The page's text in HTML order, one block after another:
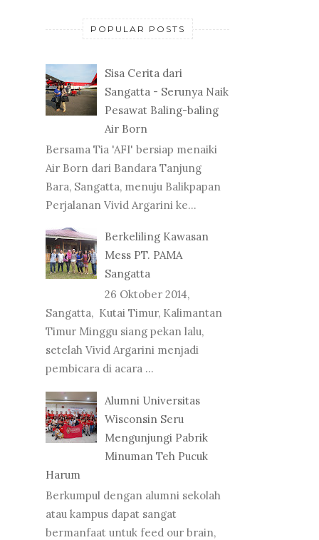
POPULAR POSTS
Sisa Cerita dari
Sangatta - Serunya Naik
Pesawat Baling-baling
Air Born
Bersama Tia 'AFI' bersiap menaiki
Air Born dari Bandara Tanjung
Bara, Sangatta, menuju Balikpapan
Perjalanan Vivid Argarini ke...
Berkeliling Kawasan
Mess PT. PAMA
Sangatta
26 Oktober 2014,
Sangatta, Kutai Timur, Kalimantan
Timur Minggu siang pekan lalu,
setelah Vivid Argarini menjadi
pembicara di acara ...
Alumni Universitas
Wisconsin Seru
Mengunjungi Pabrik
Minuman Teh Pucuk
Harum
Berkumpul dengan alumni sekolah
atau kampus dapat sangat
bermanfaat untuk feed our brain,